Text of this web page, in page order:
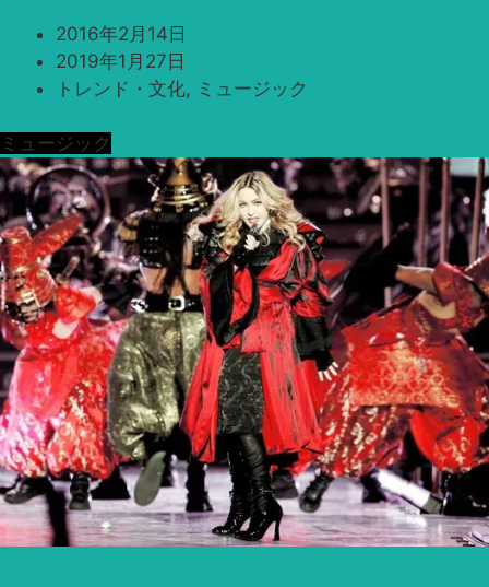
2016年2月14日
2019年1月27日
トレンド・文化, ミュージック
ミュージック